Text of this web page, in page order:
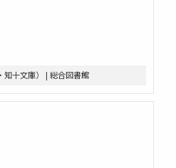
知十文庫） | 総合図書館